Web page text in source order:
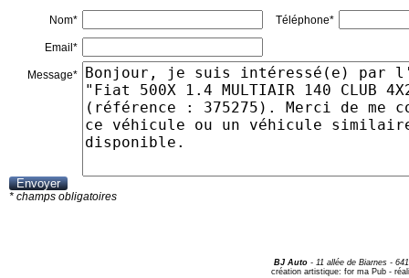
Nom* Téléphone*
Email*
Message*
* champs obligatoires
BJ Auto - 11 allée de Biarnes -
création artistique: for ma Pub-